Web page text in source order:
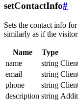
setContactInfo#
Sets the contact info
similarly as if the
Name Type
name
string
email
string
phone
string
description string